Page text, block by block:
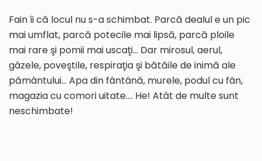
Fain îi că locul nu s-a schimbat. Parcă dealul e un pic
mai umflat, parcă potecile mai lipsă, parcă ploile
mai rare şi pomii mai uscaţi… Dar mirosul, aerul,
gâzele, poveştile, respiraţia şi bătăile de inimă ale
pământului… Apa din fântână, murele, podul cu fân,
magazia cu comori uitate…. He! Atât de multe sunt
neschimbate!